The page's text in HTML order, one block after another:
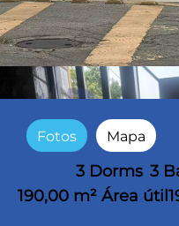
Fotos Mapa
3 Dorms 3
190,00 m² Área útil